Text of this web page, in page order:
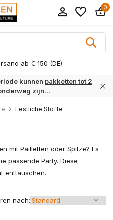
0
3 Arbeitstage
kunnen pakketten tot 2
zijn...
Festliche Stoffe
mit Pailletten oder Spitze? Es
passende Party. Diese
enttäuschen.
nach: